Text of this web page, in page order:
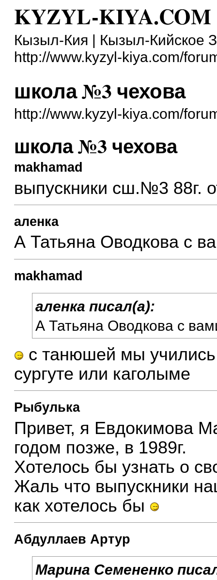
KYZYL-KIYA.COM
Кызыл-Кия | Кызыл-Кийское
http://www.kyzyl-kiya.com/
школа №3 чехова
http://www.kyzyl-kiya.com/
школа №3 чехова
makhamad
выпускники сш.№3 88г.
аленка
А Татьяна Оводкова с
makhamad
аленка писал(а):
А Татьяна Оводкова с
с танюшей мы
сургуте или каголыме
Рыбулька
Привет, я Евдокимова
годом позже, в 1989г.
Хотелось бы узнать о
Жаль что выпускники
как хотелось бы
Абдуллаев Артур
Марина Семененко